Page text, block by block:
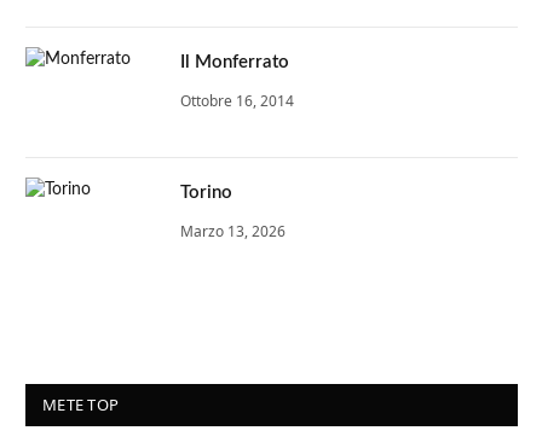
Il Monferrato
Ottobre 16, 2014
Torino
Marzo 13, 2026
METE TOP